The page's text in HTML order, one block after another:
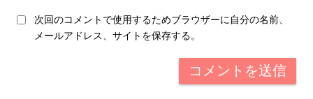
次回のコメントで使用するためブラウザーに自分の名前、
メールアドレス、サイトを保存する。